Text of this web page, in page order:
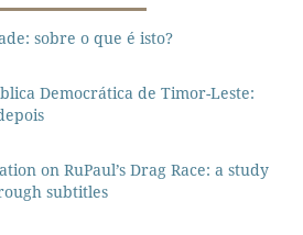
sobre o que é isto?
Democrática de Timor-Leste:
on RuPaul’s Drag Race: a study
subtitles